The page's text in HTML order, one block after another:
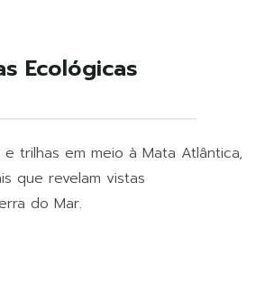
Ecológicas
trilhas em meio à Mata Atlântica,
que revelam vistas
do Mar.